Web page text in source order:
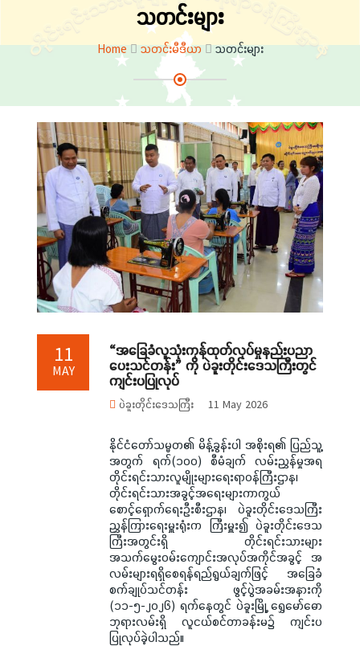
သတင်းများ
Home သတင်းမီဒီယာ သတင်းများ
11
MAY
“အခြေခံလူသုံးကုန်ထုတ်လုပ်မှုနည်းပညာ
ပေးသင်တန်း” ကို ပဲခူးတိုင်းဒေသကြီးတွင်
ကျင်းပပြုလုပ်
ပဲခူးတိုင်းဒေသကြီး 11 May 2026
နိုင်ငံတော်သမ္မတ၏ မိန့်ခွန်းပါ အစိုးရ၏ ပြည်သူ့
အတွက် ရက်(၁၀၀) စီမံချက် လမ်းညွှန်မှုအရ
တိုင်းရင်းသားလူမျိုးများရေးရာဝန်ကြီးဌာန၊
တိုင်းရင်းသားအခွင့်အရေးများကာကွယ်
စောင့်ရှောက်ရေးဦးစီးဌာန၊ ပဲခူးတိုင်းဒေသကြီး
ညွှန်ကြားရေးမှူးရုံးက ကြီးမှူး၍ ပဲခူးတိုင်းဒေသ
ကြီးအတွင်းရှိ တိုင်းရင်းသားများ
အသက်မွေးဝမ်းကျောင်းအလုပ်အကိုင်အခွင့် အ
လမ်းများရရှိစေရန်ရည်ရွယ်ချက်ဖြင့် အခြေခံ
စက်ချုပ်သင်တန်း ဖွင့်ပွဲအခမ်းအနားကို
(၁၁-၅-၂၀၂၆) ရက်နေတွင် ပဲခူးမြို့ ရွှေမော်ဓော
ဘုရားလမ်းရှိ လူငယ်စင်တာခန်းမ၌ ကျင်းပ
ပြုလုပ်ခဲ့ပါသည်။